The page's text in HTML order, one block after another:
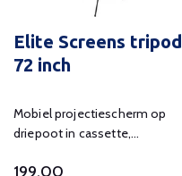
Elite Screens tripod
72 inch
Mobiel projectiescherm op
driepoot in cassette,
199,00